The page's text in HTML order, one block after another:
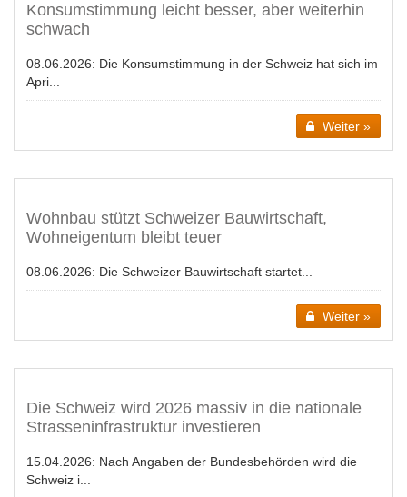
Konsumstimmung leicht besser, aber weiterhin
schwach
08.06.2026: Die Konsumstimmung in der Schweiz hat sich im
Apri...
Weiter »
Wohnbau stützt Schweizer Bauwirtschaft,
Wohneigentum bleibt teuer
08.06.2026: Die Schweizer Bauwirtschaft startet...
Weiter »
Die Schweiz wird 2026 massiv in die nationale
Strasseninfrastruktur investieren
15.04.2026: Nach Angaben der Bundesbehörden wird die
Schweiz i...